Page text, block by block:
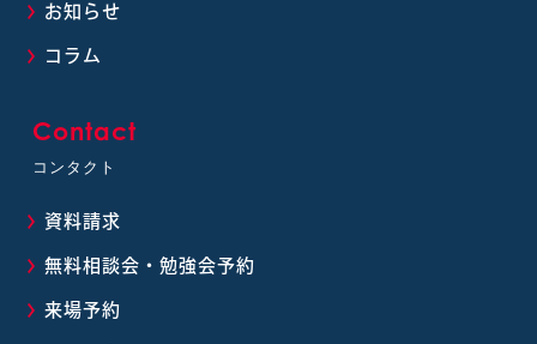
お知らせ
コラム
Contact
コンタクト
資料請求
無料相談会・勉強会予約
来場予約